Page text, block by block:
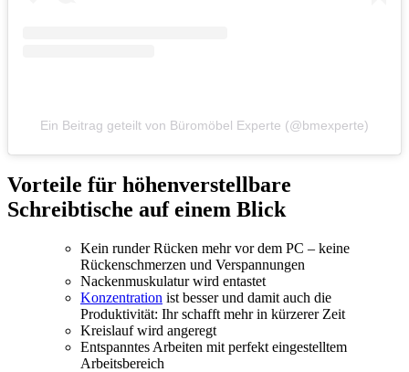
Ein Beitrag geteilt von Büromöbel Experte (@bmexperte)
Vorteile für höhenverstellbare
Schreibtische auf einem Blick
Kein runder Rücken mehr vor dem PC – keine
Rückenschmerzen und Verspannungen
Nackenmuskulatur wird entastet
Konzentration ist besser und damit auch die
Produktivität: Ihr schafft mehr in kürzerer Zeit
Kreislauf wird angeregt
Entspanntes Arbeiten mit perfekt eingestelltem
Arbeitsbereich